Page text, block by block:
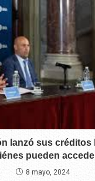
lanzó sus
pueden
8 mayo, 2024